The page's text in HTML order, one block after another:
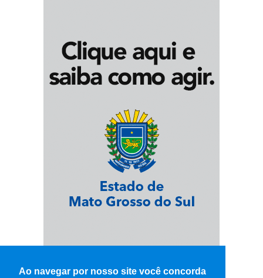
Ao navegar por nosso site você concorda